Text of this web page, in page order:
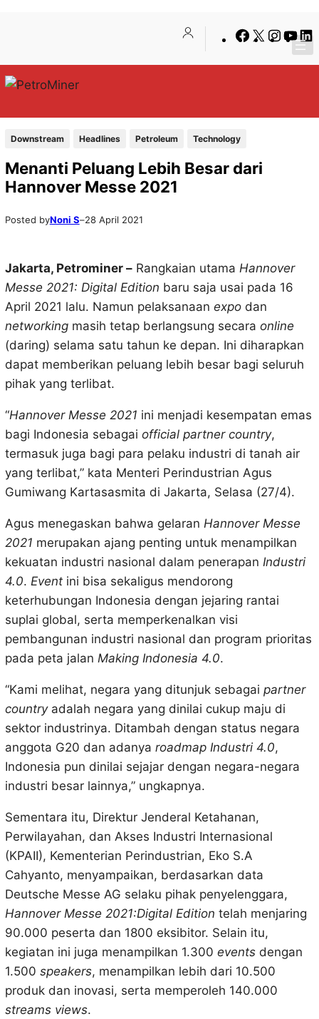
Facebook
X
Downstream Headlines Petroleum Technology
Menanti Peluang Lebih Besar dari
Hannover Messe 2021
Posted byNoni S–28 April 2021
Jakarta, Petrominer –Rangkaian utama Hannover
Messe 2021: Digital Edition baru saja usai pada 16
April 2021 lalu. Namun pelaksanaan expodan
networkingmasih tetap berlangsung secara online
(daring) selama satu tahun ke depan. Ini diharapkan
dapat memberikan peluang lebih besar bagi seluruh
pihak yang terlibat.
“Hannover Messe 2021 ini menjadi kesempatan emas
bagi Indonesia sebagai official partner country,
termasuk juga bagi para pelaku industri di tanah air
yang terlibat,” kata Menteri Perindustrian Agus
Gumiwang Kartasasmita di Jakarta, Selasa (27/4).
Agus menegaskan bahwa gelaran Hannover Messe
2021 merupakan ajang penting untuk menampilkan
kekuatan industri nasional dalam penerapan Industri
4.0. Eventini bisa sekaligus mendorong
keterhubungan Indonesia dengan jejaring rantai
suplai global, serta memperkenalkan visi
pembangunan industri nasional dan program prioritas
pada peta jalan Making Indonesia 4.0.
“Kami melihat, negara yang ditunjuk sebagai partner
countryadalah negara yang dinilai cukup maju di
sektor industrinya. Ditambah dengan status negara
anggota G20 dan adanya roadmap Industri 4.0,
Indonesia pun dinilai sejajar dengan negara-negara
industri besar lainnya,” ungkapnya.
Sementara itu, Direktur Jenderal Ketahanan,
Perwilayahan, dan Akses Industri Internasional
(KPAII), Kementerian Perindustrian, Eko S.A
Cahyanto, menyampaikan, berdasarkan data
Deutsche Messe AG selaku pihak penyelenggara,
Hannover Messe 2021:Digital Edition telah menjaring
90.000 peserta dan 1800 eksibitor. Selain itu,
kegiatan ini juga menampilkan 1.300 eventsdengan
1.500 speakers, menampilkan lebih dari 10.500
produk dan inovasi, serta memperoleh 140.000
streams views.